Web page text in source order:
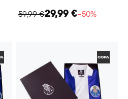
59,99 €29,99 €−50%